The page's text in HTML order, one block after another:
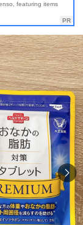
featuring items